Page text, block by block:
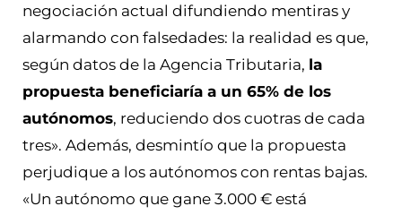
negociación actual difundiendo mentiras y
alarmando con falsedades: la realidad es que,
según datos de la Agencia Tributaria, la
propuesta beneficiaría a un 65% de los
autónomos, reduciendo dos cuotras de cada
tres». Además, desmintío que la propuesta
perjudique a los autónomos con rentas bajas.
«Un autónomo que gane 3.000 € está